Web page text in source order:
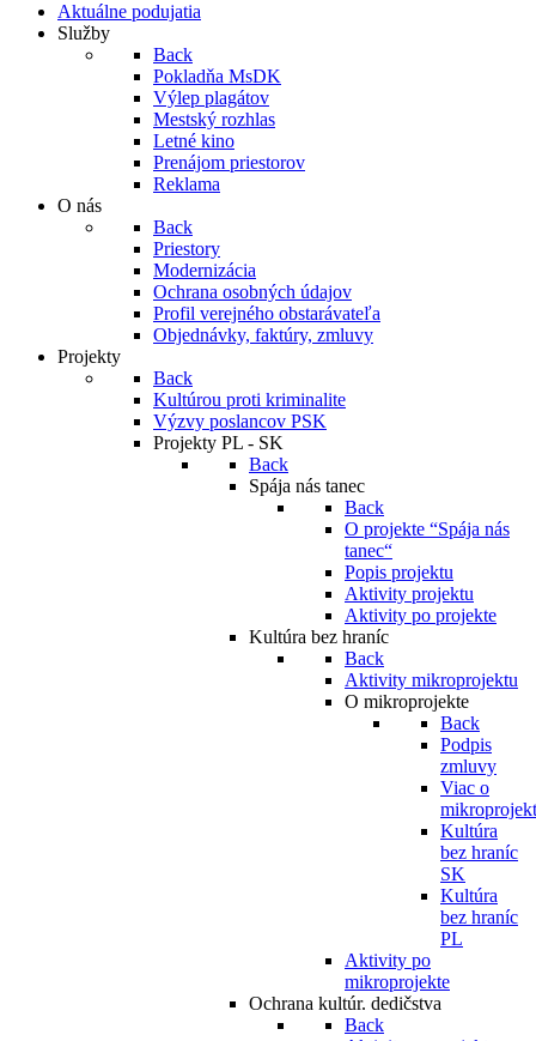
Aktuálne podujatia
Služby
Back
Pokladňa MsDK
Výlep plagátov
Mestský rozhlas
Letné kino
Prenájom priestorov
Reklama
O nás
Back
Priestory
Modernizácia
Ochrana osobných údajov
Profil verejného obstarávateľa
Objednávky, faktúry, zmluvy
Projekty
Back
Kultúrou proti kriminalite
Výzvy poslancov PSK
Projekty PL - SK
Back
Spája nás tanec
Back
O projekte “Spája nás
tanec“
Popis projektu
Aktivity projektu
Aktivity po projekte
Kultúra bez hraníc
Back
Aktivity mikroprojektu
O mikroprojekte
Back
Podpis
zmluvy
Viac o
Kultúra
bez hraníc
SK
Kultúra
bez hraníc
PL
Aktivity po
mikroprojekte
Ochrana kultúr. dedičstva
Back